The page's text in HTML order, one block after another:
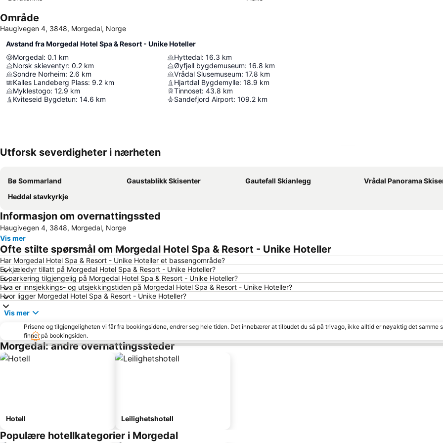
Område
Haugivegen 4, 3848, Morgedal, Norge
Avstand fra Morgedal Hotel Spa & Resort - Unike Hoteller
Morgedal: 0.1 km
Norsk skieventyr: 0.2 km
Sondre Norheim: 2.6 km
Kalles Landeberg Plass: 9.2 km
Myklestogo: 12.9 km
Kviteseid Bygdetun: 14.6 km
Hyttedal: 16.3 km
Øyfjell bygdemuseum: 16.8 km
Vrådal Slusemuseum: 17.8 km
Hjartdal Bygdemylle: 18.9 km
Tinnoset: 43.8 km
Sandefjord Airport: 109.2 km
Utforsk severdigheter i nærheten
Bø Sommarland Gaustablikk Skisenter Gautefall Skianlegg
Vrådal Panorama
Heddal stavkyrkje
Informasjon om overnattingssted
Haugivegen 4, 3848, Morgedal, Norge
Vis mer
Ofte stilte spørsmål om Morgedal Hotel Spa & Resort - Unike Hoteller
Har Morgedal Hotel Spa & Resort - Unike Hoteller et bassengområde?
Er kjæledyr tillatt på Morgedal Hotel Spa & Resort - Unike Hoteller?
Er parkering tilgjengelig på Morgedal Hotel Spa & Resort - Unike Hoteller?
Hva er innsjekkings- og utsjekkingstiden på Morgedal Hotel Spa & Resort - Unike Hoteller?
Hvor ligger Morgedal Hotel Spa & Resort - Unike Hoteller?
Vis mer
Prisene og tilgjengeligheten vi får fra bookingsidene, endrer seg hele tiden. Det innebærer at tilbudet du så på trivago, ikke alltid er nøyaktig det samme
finner på bookingsiden.
Morgedal: andre overnattingssteder
Hotell Leilighetshotell
Populære hotellkategorier i Morgedal